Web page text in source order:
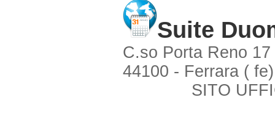
Suite
C.so Porta Reno 17
44100 - Ferrara ( fe)
SITO